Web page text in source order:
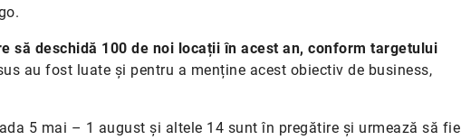
să deschidă 100 de noi locații în acest an, conform targetului
au fost luate și pentru a menține acest obiectiv de business,
5 mai – 1 august și altele 14 sunt în pregătire și urmează să fie